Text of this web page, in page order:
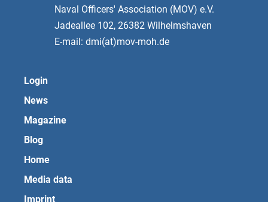
Naval Officers' Association (MOV) e.V.
Jadeallee 102, 26382 Wilhelmshaven
E-mail: dmi(at)mov-moh.de
Login
News
Magazine
Blog
Home
Media data
Imprint